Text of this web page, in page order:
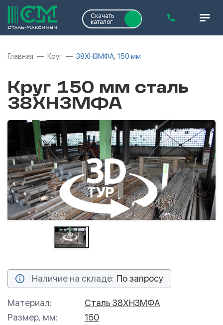
Скачать
каталог
Главная Круг 38ХН3МФА, 150 мм
Круг 150 мм сталь
38ХН3МФА
Наличие на складе: По запросу
Материал:
Сталь 38ХН3МФА
Размер, мм:
150